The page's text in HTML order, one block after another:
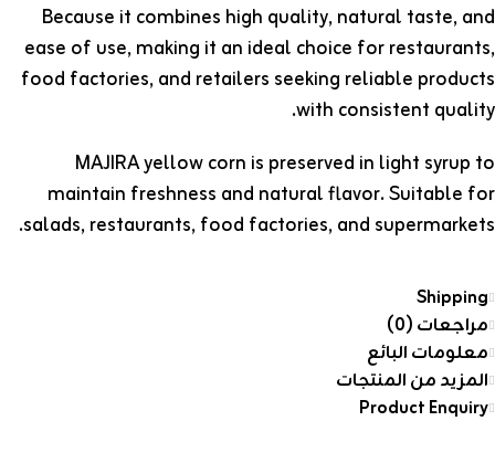
Because it combines high quality, natural taste, and
ease of use, making it an ideal choice for restaurants,
food factories, and retailers seeking reliable products
with consistent quality.
MAJIRA yellow corn is preserved in light syrup to
maintain freshness and natural flavor. Suitable for
salads, restaurants, food factories, and supermarkets.
Shipping
مراجعات (0)
معلومات البائع
المزيد من المنتجات
Product Enquiry